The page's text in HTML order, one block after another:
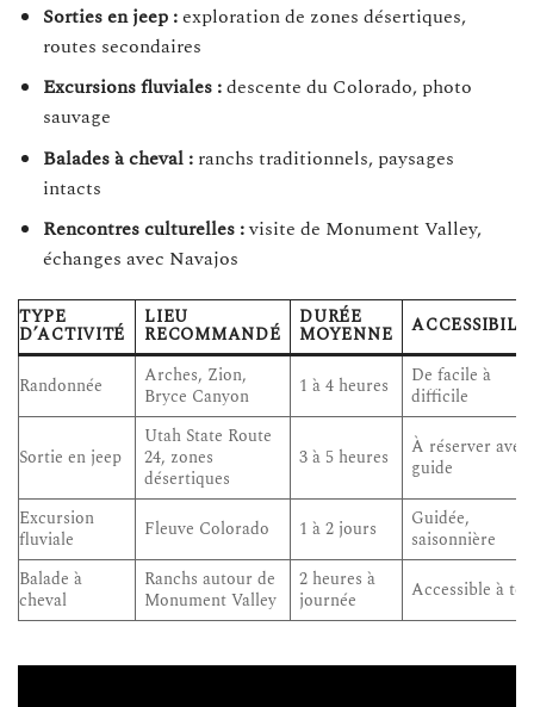
Sorties en jeep :exploration de zones désertiques,
routes secondaires
Excursions fluviales :descente du Colorado, photo
sauvage
Balades à cheval :ranchs traditionnels, paysages
intacts
Rencontres culturelles :visite de Monument Valley,
échanges avec Navajos
TYPE
D’ACTIVITÉ
LIEU
RECOMMANDÉ
DURÉE
MOYENNE
Randonnée
Arches, Zion,
Bryce Canyon
1 à 4 heures
De facile à
difficile
Sortie en jeep
Utah State Route
24, zones
désertiques
3 à 5 heures
À réserver avec
guide
Excursion
fluviale
Fleuve Colorado 1 à 2 jours
Guidée,
saisonnière
Balade à
cheval
Ranchs autour de
Monument Valley
2 heures à
journée
Accessible à